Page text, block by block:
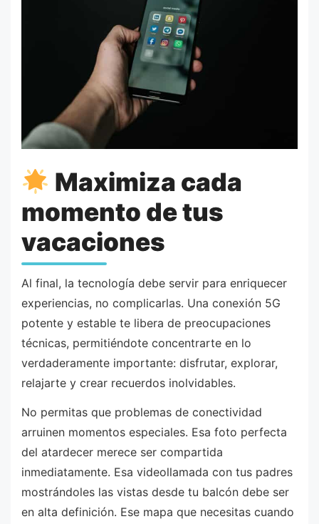
Maximiza cada
momento de tus
vacaciones
Al final, la tecnología debe servir para enriquecer
experiencias, no complicarlas. Una conexión 5G
potente y estable te libera de preocupaciones
técnicas, permitiéndote concentrarte en lo
verdaderamente importante: disfrutar, explorar,
relajarte y crear recuerdos inolvidables.
No permitas que problemas de conectividad
arruinen momentos especiales. Esa foto perfecta
del atardecer merece ser compartida
inmediatamente. Esa videollamada con tus padres
mostrándoles las vistas desde tu balcón debe ser
en alta definición. Ese mapa que necesitas cuando